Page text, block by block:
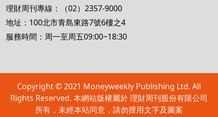
理財周刊專線：（02）2357-9000
地址：100北市青島東路7號6樓之4
服務時間：周一至周五09:00~18:30
Copyright © 2021 Moneyweekly Publishing Ltd. All
Rights Reserved. 本網站版權屬於 理財周刊股份有限公司
所有，未經本站同意，請勿擅用文字及圖案